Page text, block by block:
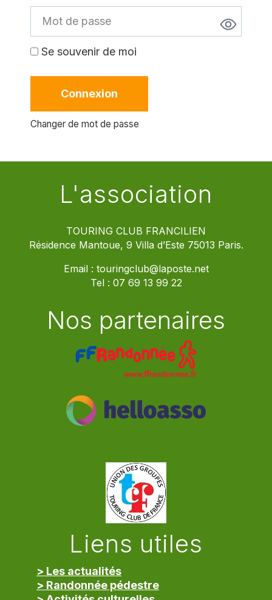
Se souvenir de moi
Connexion
Changer de mot de passe
L'association
TOURING CLUB FRANCILIEN
Résidence Mantoue, 9 Villa d’Este 75013 Paris.
Email : touringclub@laposte.net
Tel : 07 69 13 99 22
Nos partenaires
Liens utiles
> Les actualités
> Randonnée pédestre